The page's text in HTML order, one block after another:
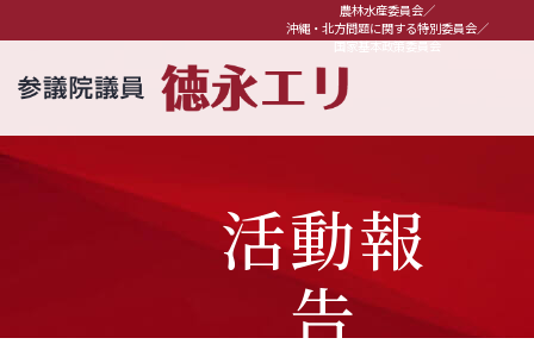
農林水産委員会／
沖縄・北方問題に関する特別委員会／
国家基本政策委員会
活動報
告